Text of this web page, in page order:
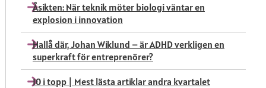
Åsikten: När teknik möter biologi väntar en
explosion i innovation
Hallå där, Johan Wiklund – är ADHD verkligen en
superkraft för entreprenörer?
10 i topp | Mest lästa artiklar andra kvartalet